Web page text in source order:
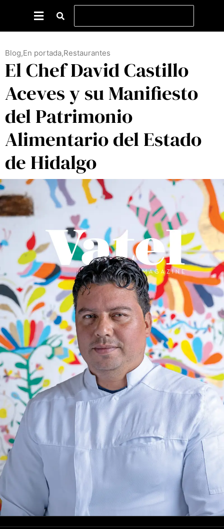
Blog,En portada,Restaurantes
El Chef David Castillo
Aceves y su Manifiesto
del Patrimonio
Alimentario del Estado
de Hidalgo